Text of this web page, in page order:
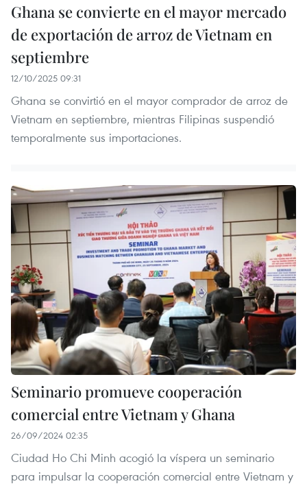
Ghana se convierte en el mayor mercado
de exportación de arroz de Vietnam en
septiembre
12/10/2025 09:31
Ghana se convirtió en el mayor comprador de arroz de
Vietnam en septiembre, mientras Filipinas suspendió
temporalmente sus importaciones.
Seminario promueve cooperación
comercial entre Vietnam y Ghana
26/09/2024 02:35
Ciudad Ho Chi Minh acogió la víspera un seminario
para impulsar la cooperación comercial entre Vietnam y